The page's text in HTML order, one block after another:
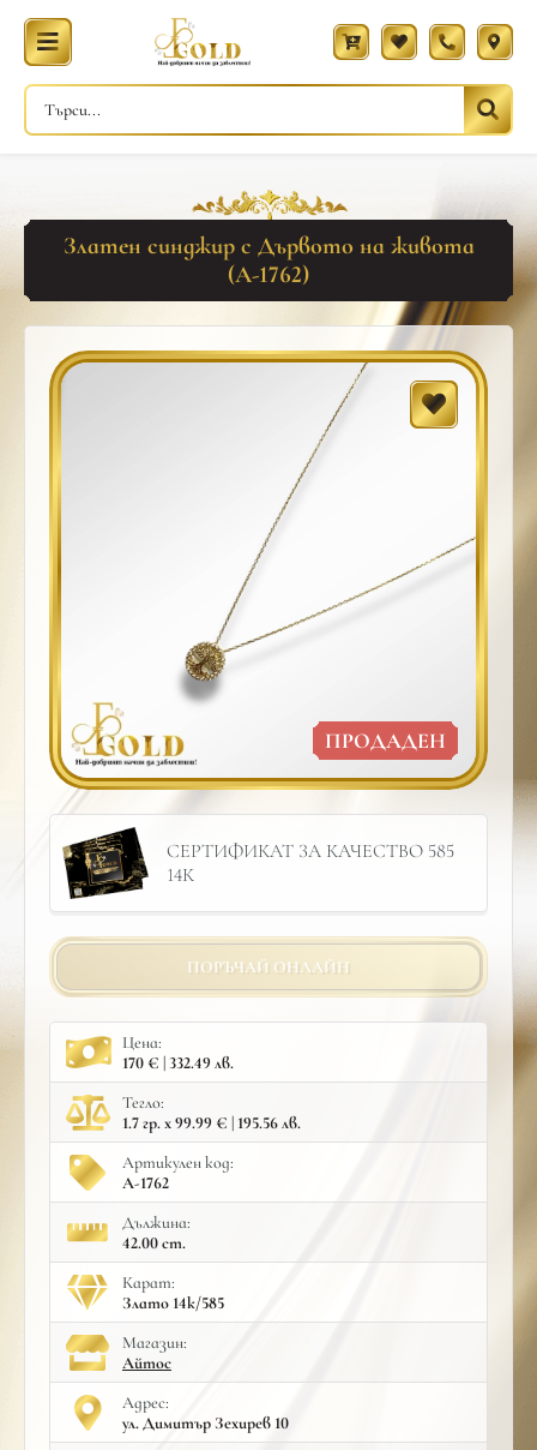
Златен синджир с Дървото на живота
(A-1762)
ПРОДАДЕН
СЕРТИФИКАТ ЗА КАЧЕСТВО 585
14К
ПОРЪЧАЙ ОНЛАЙН
Цена:
170 € | 332.49 лв.
Тегло:
1.7 гр. x 99.99 € | 195.56 лв.
Артикулен код:
A-1762
Дължина:
42.00 cm.
Карат:
Злато 14к/585
Mагазин:
Айтос
Адрес:
ул. Димитър Зехирев 10